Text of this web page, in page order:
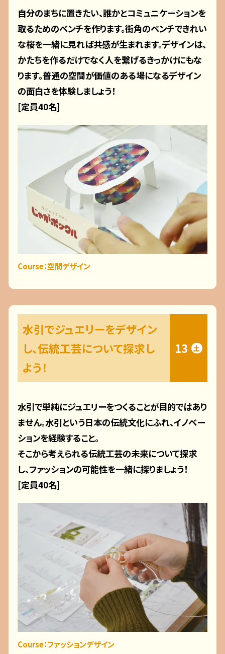
自分のまちに置きたい、誰かとコミュニケーションを
取るためのベンチを作ります。街角のベンチできれい
な桜を一緒に見れば共感が生まれます。デザインは、
かたちを作るだけでなく人を繋げるきっかけにもな
ります。普通の空間が価値のある場になるデザイン
の面白さを体験しましょう！
[定員40名]
Course：空間デザイン
水引でジュエリーをデザイン
し、伝統工芸について探求し
よう！
13 土
水引で単純にジュエリーをつくることが目的ではあり
ません。水引という日本の伝統文化にふれ、イノベー
ションを経験すること。
そこから考えられる伝統工芸の未来について探求
し、ファッションの可能性を一緒に探りましょう！
[定員40名]
Course：ファッションデザイン